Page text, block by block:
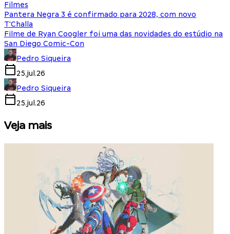
Filmes
Pantera Negra 3 é confirmado para 2028, com novo
T'Challa
Filme de Ryan Coogler foi uma das novidades do estúdio na
San Diego Comic-Con
Pedro Siqueira
25.jul.26
Pedro Siqueira
25.jul.26
Veja mais